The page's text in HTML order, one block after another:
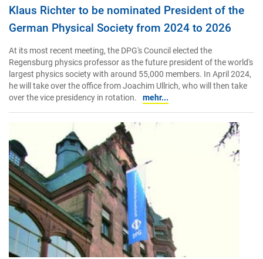
Klaus Richter to be nominated President of the
German Physical Society from 2024 to 2026
At its most recent meeting, the DPG's Council elected the
Regensburg physics professor as the future president of the world's
largest physics society with around 55,000 members. In April 2024,
he will take over the office from Joachim Ullrich, who will then take
over the vice presidency in rotation.
mehr...